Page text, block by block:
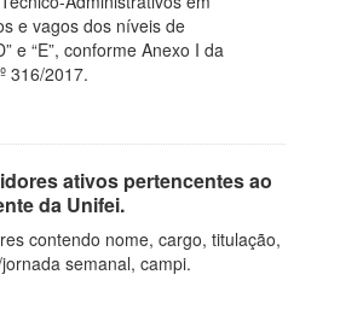
e vagos dos níveis de
e “E”, conforme Anexo I da
316/2017.
ativos pertencentes ao
da Unifei.
contendo nome, cargo, titulação,
semanal, campi.